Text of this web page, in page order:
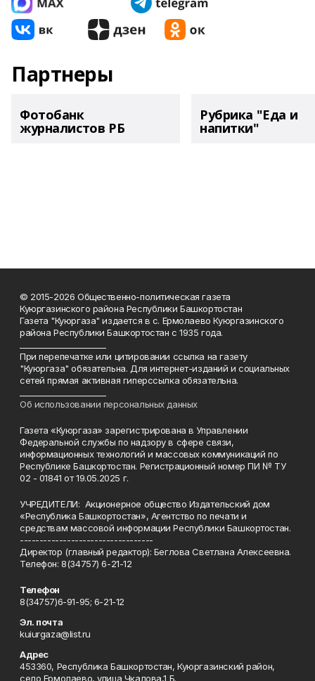
Партнеры
Фотобанк
журналистов РБ
Рубрика "Еда и
напитки"
© 2015-2026 Общественно-политическая газета
Куюргазинского района Республики Башкортостан
Газета "Куюргаза" издается в с. Ермолаево Куюргазинского
района Республики Башкортостан с 1935 года.
При перепечатке или цитировании ссылка на газету
"Куюргаза" обязательна. Для интернет-изданий и социальных
сетей прямая активная гиперссылка обязательна.
Об использовании персональных данных
Газета «Куюргаза» зарегистрирована в Управлении
Федеральной службы по надзору в сфере связи,
информационных технологий и массовых коммуникаций по
Республике Башкортостан. Регистрационный номер ПИ № ТУ
02 - 01841 от 19.05.2025 г.
УЧРЕДИТЕЛИ: Акционерное общество Издательский дом
«Республика Башкортостан», Агентство по печати и
средствам массовой информации Республики Башкортостан.
----------------------------------
Директор (главный редактор): Беглова Светлана Алексеевна.
Телефон: 8(34757) 6-21-12
Телефон
8(34757)6-91-95; 6-21-12
Эл. почта
kuiurgaza@list.ru
Адрес
453360, Республика Башкортостан, Куюргазинский район,
село Ермолаево, улица Чкалова,1 Б.